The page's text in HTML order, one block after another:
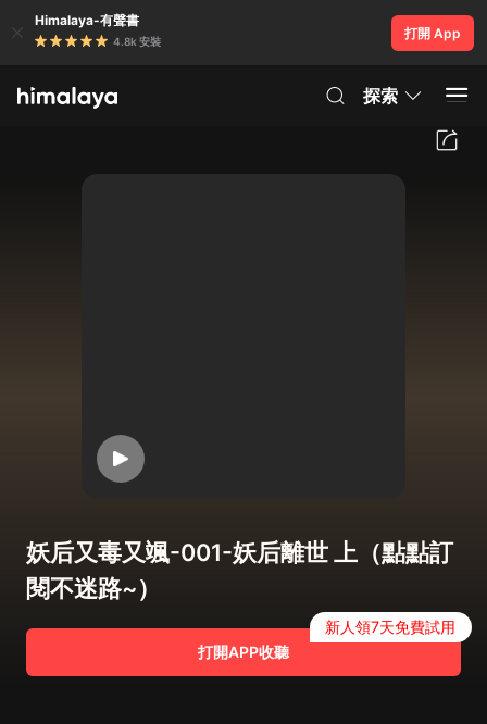
Himalaya-有聲書
4.8k 安裝
打開 App
探索
妖后又毒又颯-001-妖后離世 上（點點訂
閱不迷路~）
打開APP收聽
新人領7天免費試用